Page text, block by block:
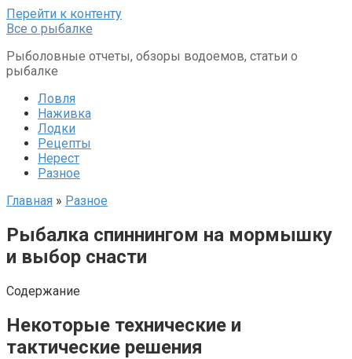
Перейти к контенту
Все о рыбалке
Рыболовные отчеты, обзоры водоемов, статьи о
рыбалке
Ловля
Наживка
Лодки
Рецепты
Нерест
Разное
Главная » Разное
Рыбалка спиннингом на мормышку
и выбор снасти
Содержание
Некоторые технические и
тактические решения